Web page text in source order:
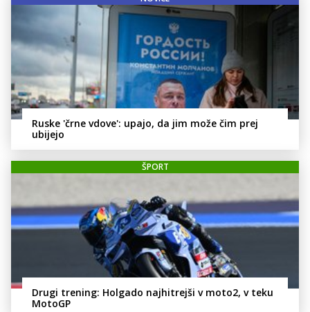
Ruske 'črne vdove': upajo, da jim može čim prej
ubijejo
ŠPORT
Drugi trening: Holgado najhitrejši v moto2, v teku
MotoGP